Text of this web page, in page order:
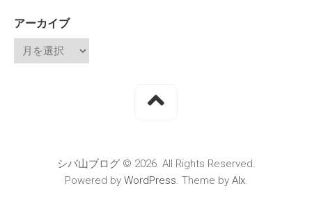
アーカイブ
シバ山ブログ © 2026. All Rights Reserved.
Powered by WordPress . Theme by Alx.